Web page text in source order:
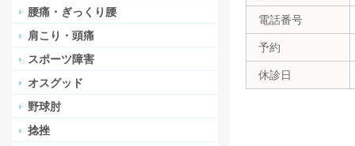
電話番号
予約
休診日
腰痛・ぎっくり腰
肩こり・頭痛
スポーツ障害
オスグッド
野球肘
捻挫